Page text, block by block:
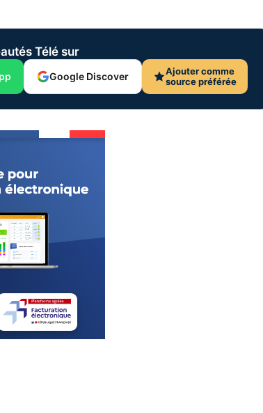
Télé sur
Google Discover
Ajouter comme
source préférée